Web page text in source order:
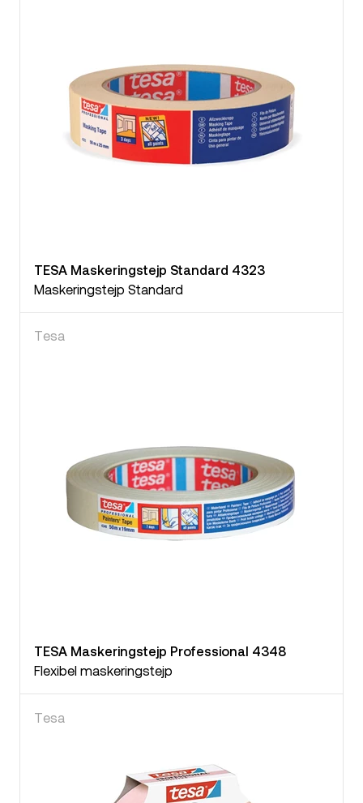
TESA Maskeringstejp Standard 4323
Maskeringstejp Standard
Tesa
TESA Maskeringstejp Professional 4348
Flexibel maskeringstejp
Tesa